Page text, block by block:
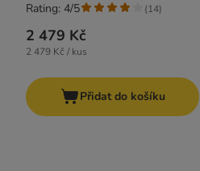
2 479 Kč
2 479 Kč / kus
Rating: 4/5 (14)
Přidat do košíku